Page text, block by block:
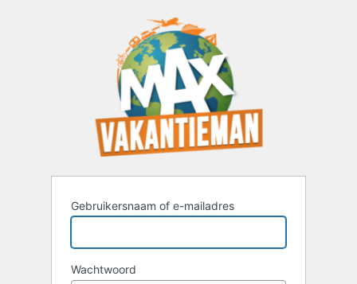
Gebruikersnaam of e-mailadres
Wachtwoord